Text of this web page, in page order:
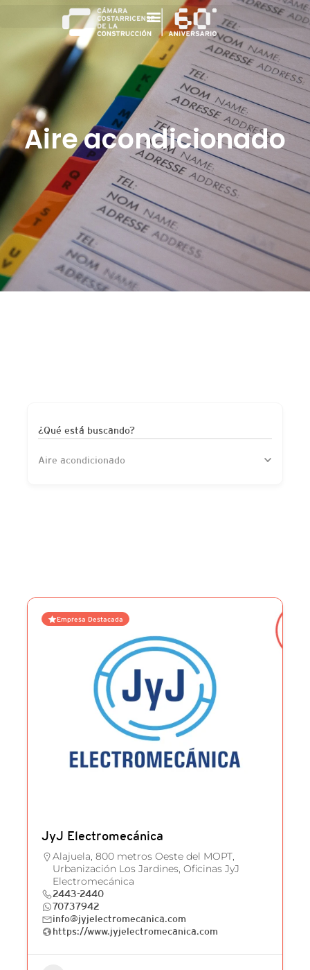
Aire acondicionado
¿Qué está buscando?
Aire acondicionado
Empresa Destacada
JyJ Electromecánica
Alajuela, 800 metros Oeste del MOPT,
Urbanización Los Jardines, Oficinas JyJ
Electromecánica
2443-2440
70737942
info@jyjelectromecanica.com
https://www.jyjelectromecanica.com